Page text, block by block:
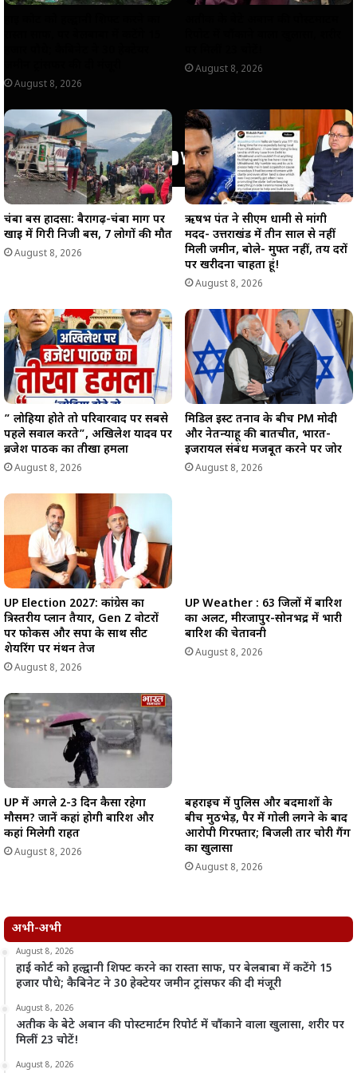
August 8, 2026
August 8, 2026
चंबा बस हादसा: बैरागढ़-चंबा मार्ग पर
खाई में गिरी निजी बस, 7 लोगों की मौत
August 8, 2026
ऋषभ पंत ने सीएम धामी से मांगी
मदद- उत्तराखंड में तीन साल से नहीं
मिली जमीन, बोले- मुफ्त नहीं, तय दरों
पर खरीदना चाहता हूं!
August 8, 2026
” लोहिया होते तो परिवारवाद पर सबसे
पहले सवाल करते”, अखिलेश यादव पर
ब्रजेश पाठक का तीखा हमला
August 8, 2026
मिडिल ईस्ट तनाव के बीच PM मोदी
और नेतन्याहू की बातचीत, भारत-
इजरायल संबंध मजबूत करने पर जोर
August 8, 2026
UP Election 2027: कांग्रेस का
त्रिस्तरीय प्लान तैयार, Gen Z वोटरों
पर फोकस और सपा के साथ सीट
शेयरिंग पर मंथन तेज
August 8, 2026
UP Weather : 63 जिलों में बारिश
का अलर्ट, मीरजापुर-सोनभद्र में भारी
बारिश की चेतावनी
August 8, 2026
UP में अगले 2-3 दिन कैसा रहेगा
मौसम? जानें कहां होगी बारिश और
कहां मिलेगी राहत
August 8, 2026
बहराइच में पुलिस और बदमाशों के
बीच मुठभेड़, पैर में गोली लगने के बाद
आरोपी गिरफ्तार; बिजली तार चोरी गैंग
का खुलासा
August 8, 2026
अभी-अभी
August 8, 2026
हाई कोर्ट को हल्द्वानी शिफ्ट करने का रास्ता साफ, पर बेलबाबा में कटेंगे 15
हजार पौधे; कैबिनेट ने 30 हेक्टेयर जमीन ट्रांसफर की दी मंजूरी
August 8, 2026
अतीक के बेटे अबान की पोस्टमार्टम रिपोर्ट में चौंकाने वाला खुलासा, शरीर पर
मिलीं 23 चोटें!
August 8, 2026